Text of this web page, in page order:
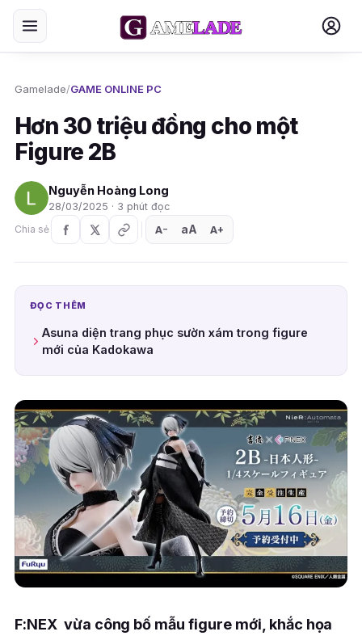
Gamelade/GAME ONLINE PC
Hơn 30 triệu đồng cho một
Figure 2B
Nguyễn Hoàng Long
28/03/2025 · 3 phút đọc
Chia sẻ
A− aA A+
ĐỌC THÊM
Asuna diện trang phục sườn xám trong figure
mới của Kadokawa
F:NEX vừa công bố mẫu figure mới, khắc họa